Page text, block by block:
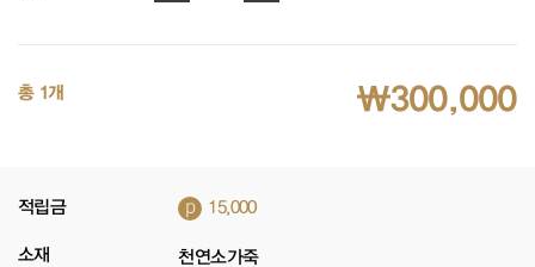
총 1개 ₩300,000
적립금 p 15,000
소재 천연소가죽